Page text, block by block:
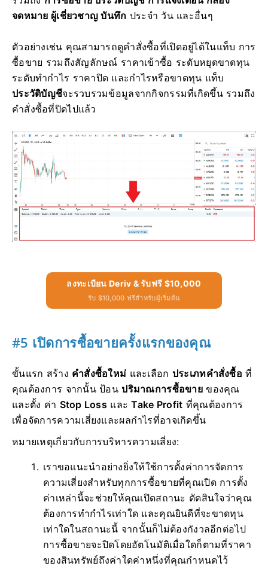
จดหมาย ผู้เชี่ยวชาญ บันทึก ประจำ วัน และอื่นๆ
ตัวอย่างเช่น คุณสามารถดูคำสั่งซื้อที่เปิดอยู่ได้ในแท็บ การ
ซื้อขาย รวมถึงสัญลักษณ์ ราคาเข้าซื้อ ระดับหยุดขาดทุน
ระดับทำกำไร ราคาปิด และกำไรหรือขาดทุน แท็บ
ประวัติบัญชีจะรวบรวมข้อมูลจากกิจกรรมที่เกิดขึ้น รวมถึง
คำสั่งซื้อที่ปิดไปแล้ว
ลงทะเบียน Deriv & รับฟรี $10,000
รับ $10,000 ฟรีสำหรับผู้เริ่มต้น
#5 เปิดการซื้อขายครั้งแรกของคุณ
ขั้นแรก สร้าง คำสั่งซื้อใหม่ และเลือก ประเภทคำสั่งซื้อ ที่
คุณต้องการ จากนั้น ป้อนปริมาณการซื้อขายของคุณ
และตั้ง ค่า Stop Loss และTake Profit ที่คุณต้องการ
เพื่อจัดการความเสี่ยงและผลกำไรที่อาจเกิดขึ้น
หมายเหตุเกี่ยวกับการบริหารความเสี่ยง:
เราขอแนะนำอย่างยิ่งให้ใช้การตั้งค่าการจัดการ
ความเสี่ยงสำหรับทุกการซื้อขายที่คุณเปิด การตั้ง
ค่าเหล่านี้จะช่วยให้คุณเปิดสถานะ ตัดสินใจว่าคุณ
ต้องการทำกำไรเท่าใด และคุณยินดีที่จะขาดทุน
เท่าใดในสถานะนี้ จากนั้นก็ไม่ต้องกังวลอีกต่อไป
การซื้อขายจะปิดโดยอัตโนมัติเมื่อใดก็ตามที่ราคา
ของสินทรัพย์ถึงค่าใดค่าหนึ่งที่คุณกำหนดไว้